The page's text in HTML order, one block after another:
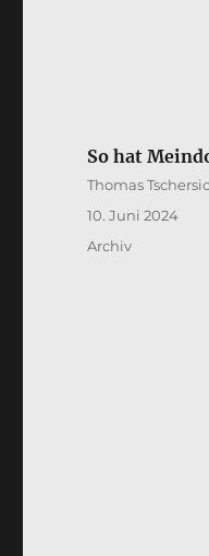
So hat
Autor
Thomas
Veröffentlicht
10. Juni 2024
Kategorien
Archiv